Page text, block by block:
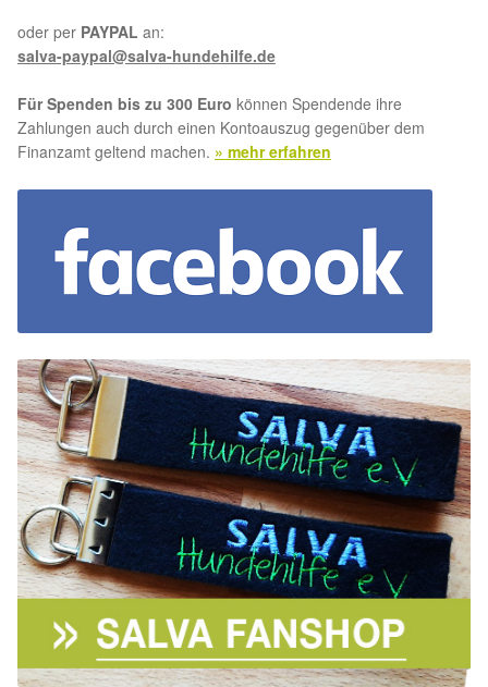
oder per PAYPAL an:
salva-paypal@salva-hundehilfe.de
Für Spenden bis zu 300 Euro können Spendende ihre
Zahlungen auch durch einen Kontoauszug gegenüber dem
Finanzamt geltend machen. » mehr erfahren